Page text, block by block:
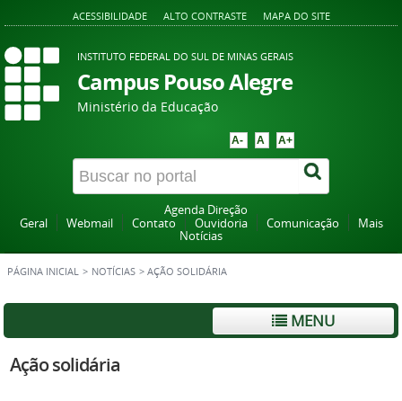
ACESSIBILIDADE ALTO CONTRASTE MAPA DO SITE
INSTITUTO FEDERAL DO SUL DE MINAS GERAIS
Campus Pouso Alegre
Ministério da Educação
A- A A+
Agenda Direção
Geral
Webmail Contato Ouvidoria Comunicação
Mais
Notícias
PÁGINA INICIAL > NOTÍCIAS > AÇÃO SOLIDÁRIA
MENU
Ação solidária